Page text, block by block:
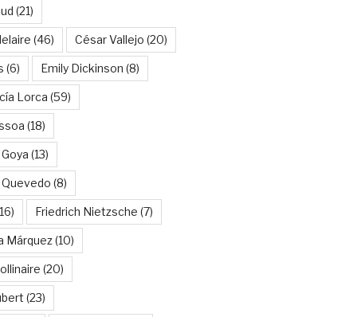
(21)
(46) César Vallejo (20)
(6) Emily Dickinson (8)
Lorca (59)
(18)
(13)
(8)
Friedrich Nietzsche (7)
Márquez(10)
(20)
(23)